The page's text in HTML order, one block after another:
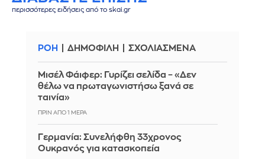
περισσότερες ειδήσεις από το skai.gr
ΡΟΗ ΔΗΜΟΦΙΛΗ ΣΧΟΛΙΑΣΜΕΝΑ
Μισέλ Φάιφερ: Γυρίζει σελίδα – «Δεν
θέλω να πρωταγωνιστήσω ξανά σε
ταινία»
ΠΡΙΝ ΑΠΌ 1 ΜΈΡΑ
Γερμανία: Συνελήφθη 33χρονος
Ουκρανός για κατασκοπεία